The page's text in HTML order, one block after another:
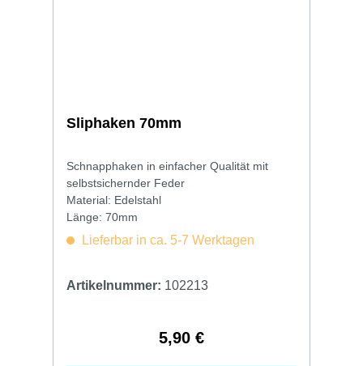
Sliphaken 70mm
Schnapphaken in einfacher Qualität mit
selbstsichernder Feder
Material: Edelstahl
Länge: 70mm
Lieferbar in ca. 5-7 Werktagen
Artikelnummer: 102213
Regulärer Preis:
5,90 €